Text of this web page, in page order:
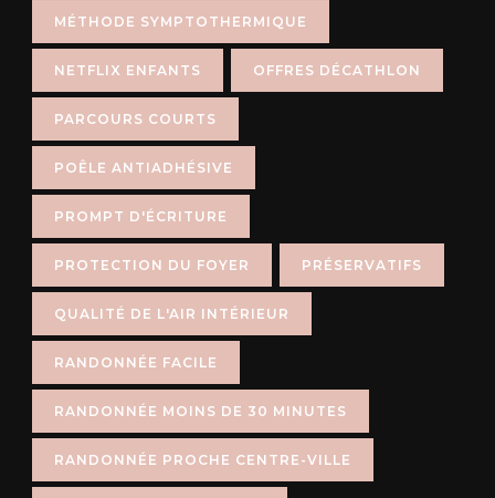
MÉTHODE SYMPTOTHERMIQUE
NETFLIX ENFANTS OFFRES DÉCATHLON
PARCOURS COURTS
POÊLE ANTIADHÉSIVE
PROMPT D'ÉCRITURE
PROTECTION DU FOYER PRÉSERVATIFS
QUALITÉ DE L'AIR INTÉRIEUR
RANDONNÉE FACILE
RANDONNÉE MOINS DE 30 MINUTES
RANDONNÉE PROCHE CENTRE-VILLE